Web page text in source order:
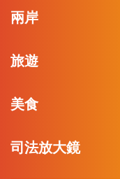
兩岸
旅遊
美食
司法放大鏡